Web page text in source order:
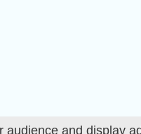
and display